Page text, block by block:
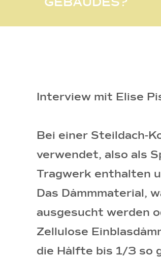
Interview mit Elise
Bei einer Steildach-
verwendet, also als
Tragwerk enthalten
Das Dämmmaterial,
ausgesucht werden
Zellulose
die Hälfte bis 1/3 so